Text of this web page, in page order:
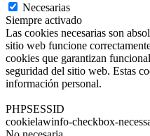
Necesarias
Siempre activado
Las cookies necesarias son
sitio web funcione
cookies que garantizan
seguridad del sitio web. Estas
información personal.
PHPSESSID
cookielawinfo-checkbox-